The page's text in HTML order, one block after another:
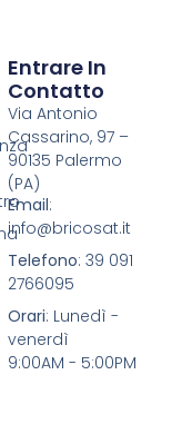
Entrare In
Contatto
Via Antonio
Cassarino, 97 –
90135 Palermo
(PA)
Email:
info@bricosat.it
Telefono: 39 091
2766095
Orari: Lunedì -
venerdì
9:00AM - 5:00PM